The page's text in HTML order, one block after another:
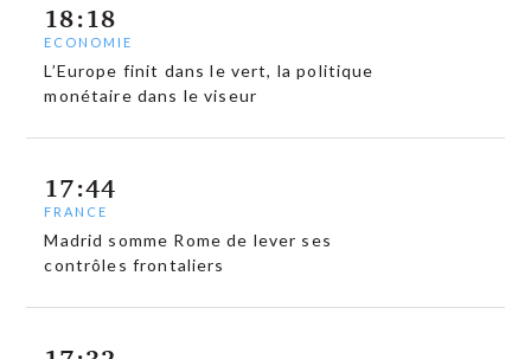
18:18
ECONOMIE
L’Europe finit dans le vert, la politique
monétaire dans le viseur
17:44
FRANCE
Madrid somme Rome de lever ses
contrôles frontaliers